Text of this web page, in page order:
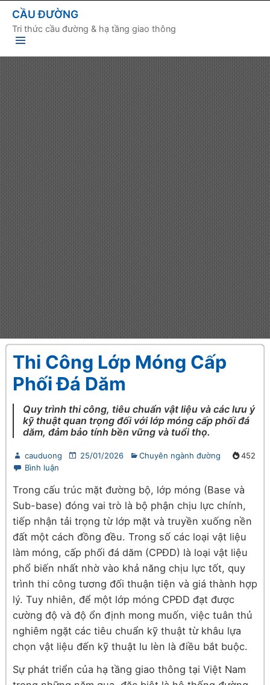
CẦU ĐƯỜNG
Tri thức cầu đường & hạ tầng giao thông
Thi Công Lớp Móng Cấp
Phối Đá Dăm
Quy trình thi công, tiêu chuẩn vật liệu và các lưu ý
kỹ thuật quan trọng đối với lớp móng cấp phối đá
dăm, đảm bảo tính bền vững và tuổi thọ.
cauduong 25/01/2026
Chuyên ngành đường
Bình luận
452
Trong cấu trúc mặt đường bộ, lớp móng (Base và
Sub-base) đóng vai trò là bộ phận chịu lực chính,
tiếp nhận tải trọng từ lớp mặt và truyền xuống nền
đất một cách đồng đều. Trong số các loại vật liệu
làm móng, cấp phối đá dăm (CPĐD) là loại vật liệu
phổ biến nhất nhờ vào khả năng chịu lực tốt, quy
trình thi công tương đối thuận tiện và giá thành hợp
lý. Tuy nhiên, để một lớp móng CPĐD đạt được
cường độ và độ ổn định mong muốn, việc tuân thủ
nghiêm ngặt các tiêu chuẩn kỹ thuật từ khâu lựa
chọn vật liệu đến kỹ thuật lu lèn là điều bắt buộc.
Sự phát triển của hạ tầng giao thông tại Việt Nam